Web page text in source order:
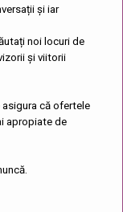
și iar
noi locuri de
și viitorii
că ofertele
apropiate de